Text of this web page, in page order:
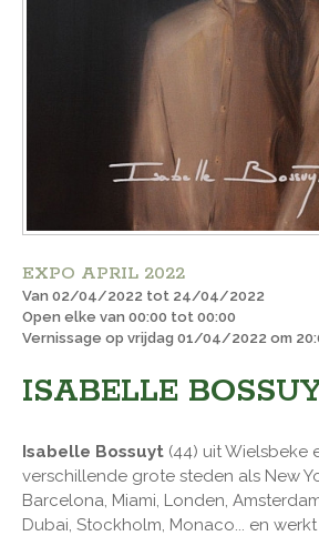
EXPO APRIL 2022
Van 02/04/2022 tot 24/04/2022
Open elke van 00:00 tot 00:00
Vernissage op vrijdag 01/04/2022 om
ISABELLE
Isabelle Bossuyt (44) uit Wielsbeke
verschillende grote steden als New
Barcelona, Miami, Londen,
Dubai, Stockholm, Monaco... en